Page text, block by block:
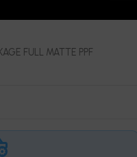
FULL MATTE PPF